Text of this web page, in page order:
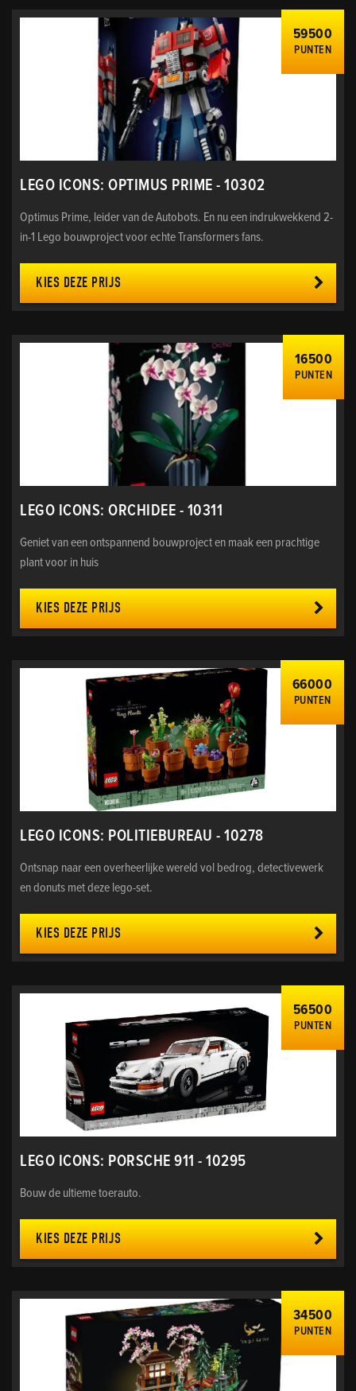
59500
PUNTEN
LEGO ICONS: OPTIMUS PRIME - 10302
Optimus Prime, leider van de Autobots. En nu een indrukwekkend 2-
in-1 Lego bouwproject voor echte Transformers fans.
KIES DEZE PRIJS
16500
PUNTEN
LEGO ICONS: ORCHIDEE - 10311
Geniet van een ontspannend bouwproject en maak een prachtige
plant voor in huis
KIES DEZE PRIJS
66000
PUNTEN
LEGO ICONS: POLITIEBUREAU - 10278
Ontsnap naar een overheerlijke wereld vol bedrog, detectivewerk
en donuts met deze lego-set.
KIES DEZE PRIJS
56500
PUNTEN
LEGO ICONS: PORSCHE 911 - 10295
Bouw de ultieme toerauto.
KIES DEZE PRIJS
34500
PUNTEN